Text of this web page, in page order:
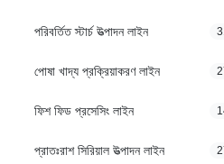
পরিবর্তিত স্টার্চ উত্পাদন লাইন
পোষা খাদ্য প্রক্রিয়াকরণ লাইন
ফিশ ফিড প্রসেসিং লাইন
প্রাতঃরাশ সিরিয়াল উত্পাদন লাইন